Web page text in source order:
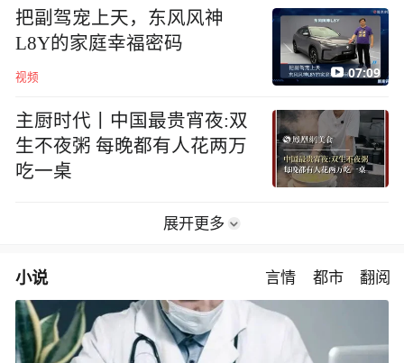
把副驾宠上天，东风风神
L8Y的家庭幸福密码
视频 07:09
主厨时代丨中国最贵宵夜:双
生不夜粥 每晚都有人花两万
吃一桌
展开更多
小说 言情 都市 翻阅